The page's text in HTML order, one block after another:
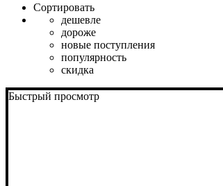
Сортировать
дешевле
дороже
новые поступления
популярность
скидка
Быстрый просмотр